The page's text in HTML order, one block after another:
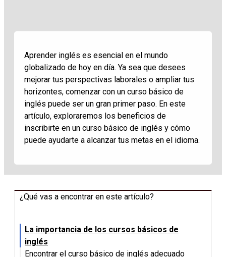
Aprender inglés es esencial en el mundo
globalizado de hoy en día. Ya sea que desees
mejorar tus perspectivas laborales o ampliar tus
horizontes, comenzar con un curso básico de
inglés puede ser un gran primer paso. En este
artículo, exploraremos los beneficios de
inscribirte en un curso básico de inglés y cómo
puede ayudarte a alcanzar tus metas en el idioma.
¿Qué vas a encontrar en este artículo?
La importancia de los cursos básicos de
inglés
Encontrar el curso básico de inglés adecuado